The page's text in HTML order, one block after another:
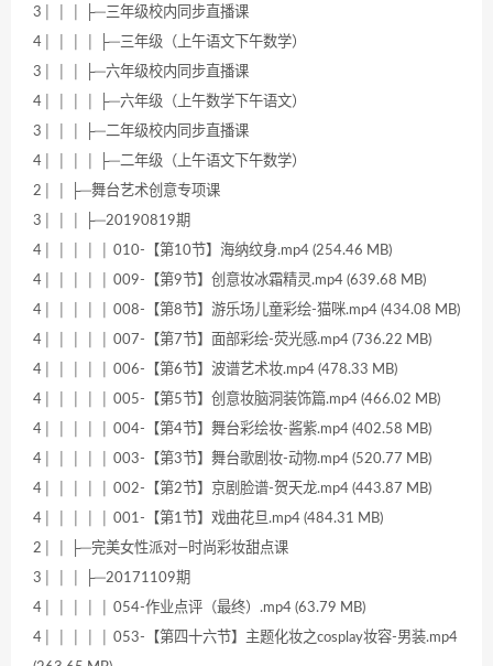
3│ │ │ ├─三年级校内同步直播课
4│ │ │ │ ├─三年级（上午语文下午数学）
3│ │ │ ├─六年级校内同步直播课
4│ │ │ │ ├─六年级（上午数学下午语文）
3│ │ │ ├─二年级校内同步直播课
4│ │ │ │ ├─二年级（上午语文下午数学）
2│ │ ├─舞台艺术创意专项课
3│ │ │ ├─20190819期
4│ │ │ │ │ 010-【第10节】海纳纹身.mp4 (254.46 MB)
4│ │ │ │ │ 009-【第9节】创意妆冰霜精灵.mp4 (639.68 MB)
4│ │ │ │ │ 008-【第8节】游乐场儿童彩绘-猫咪.mp4 (434.08 MB)
4│ │ │ │ │ 007-【第7节】面部彩绘-荧光感.mp4 (736.22 MB)
4│ │ │ │ │ 006-【第6节】波谱艺术妆.mp4 (478.33 MB)
4│ │ │ │ │ 005-【第5节】创意妆脑洞装饰篇.mp4 (466.02 MB)
4│ │ │ │ │ 004-【第4节】舞台彩绘妆-酱紫.mp4 (402.58 MB)
4│ │ │ │ │ 003-【第3节】舞台歌剧妆-动物.mp4 (520.77 MB)
4│ │ │ │ │ 002-【第2节】京剧脸谱-贺天龙.mp4 (443.87 MB)
4│ │ │ │ │ 001-【第1节】戏曲花旦.mp4 (484.31 MB)
2│ │ ├─完美女性派对—时尚彩妆甜点课
3│ │ │ ├─20171109期
4│ │ │ │ │ 054-作业点评（最终）.mp4 (63.79 MB)
4│ │ │ │ │ 053-【第四十六节】主题化妆之cosplay妆容-男装.mp4